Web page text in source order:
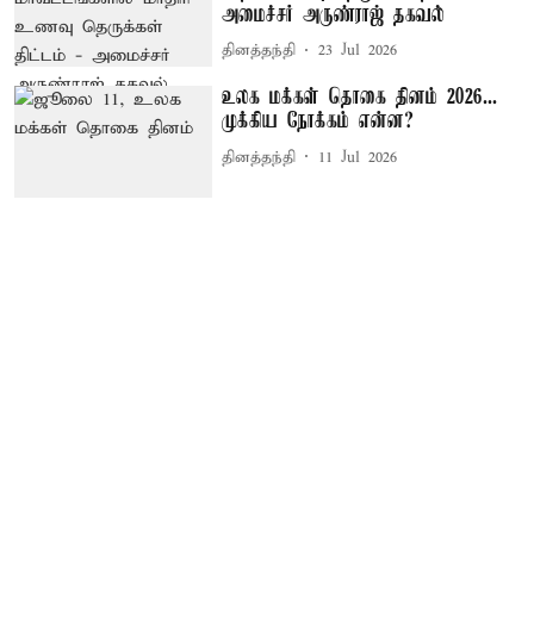
அமைச்சர் அருண்ராஜ் தகவல்
தினத்தந்தி 23 Jul 2026
உலக மக்கள் தொகை தினம் 2026...
முக்கிய நோக்கம் என்ன?
தினத்தந்தி 11 Jul 2026